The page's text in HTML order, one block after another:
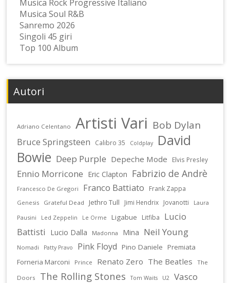
Musica Rock Progressive Italiano
Musica Soul R&B
Sanremo 2026
Singoli 45 giri
Top 100 Album
Autori
Adriano Celentano Artisti Vari Bob Dylan
Bruce Springsteen Calibro 35 Coldplay
David
Bowie Deep Purple Depeche Mode Elvis Presley
Ennio Morricone Eric Clapton Fabrizio de Andrè
Francesco De Gregori Franco Battiato Frank Zappa
Genesis Grateful Dead Jethro Tull Jimi Hendrix Jovanotti
Laura
Pausini
Led Zeppelin Le Orme Ligabue Litfiba
Lucio
Battisti
Lucio Dalla Madonna Mina Neil Young
Nomadi Patty Pravo Pink Floyd Pino Daniele
Premiata
Forneria Marconi
Prince Renato Zero The Beatles
The
Doors
The Rolling Stones Tom Waits U2
Vasco